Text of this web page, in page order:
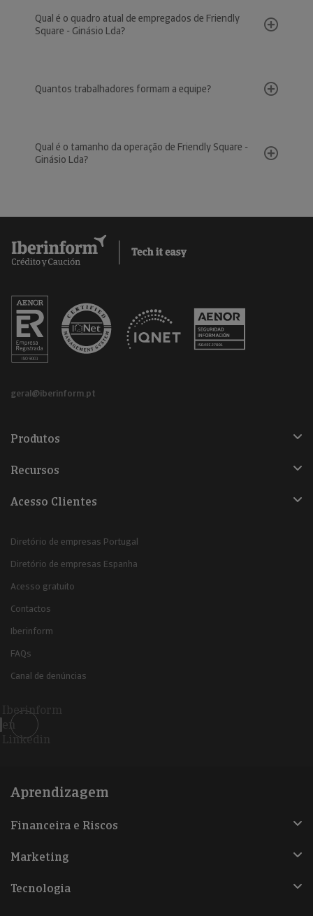
Qual é o quadro atual de empregados de Friendly
Square - Ginásio Lda?
Quantos trabalhadores formam a equipe?
Qual é o tamanho da operação de Friendly Square -
Ginásio Lda?
geral@iberinform.pt
Produtos
Recursos
Acesso Clientes
Diretório de empresas Portugal
Diretório de empresas Espanha
Acesso gratuito
Contactos
Iberinform
FAQs
Canal de denúncias
Iberinform
en
Linkedin
Aprendizagem
Financeira e Riscos
Marketing
Tecnologia